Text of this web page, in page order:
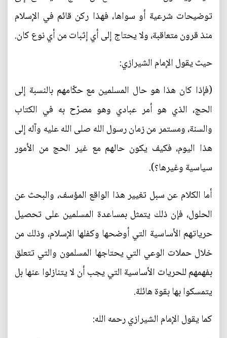
توضيحات شرعية أو سواها، فهذا ركن قائم في الإسلام
منذ قرون متعاقبة، ولا يحتاج إلى أي إثبات من أي نوع كان.
حيث يقول الإمام الشيرازي:
(فإذا كان هذا هو حال المسلمين مع حكّامهم بالنسبة إلى
الحج، الذي هو أمر عبادي وهو مصرّح به في الكتاب
والسنة، ومستمر من زمان رسول الله صلى الله عليه وآله إلى
هذا اليوم، فكيف يكون حالهم مع غير الحج من الأمور
سياسية وغيرها؟).
أما الكلام عن سبل تغيير هذا الواقع المؤسف، والبحث عن
الحلول، فإن ذلك يتمثل بمساعدة المسلمين على تحصيل
حرياتهم الأساسية التي أوضحها وكفلها الإسلام، وذلك من
خلال حملات الوعي التي يحتاجها المسلمون والتي تتعلق
بفهمهم للحريات الأساسية التي يجب أن لا يتنازلوا عنها بل
يتمسكوا بها بقوة هائلة.
كما يقول الإمام الشيرازي رحمه الله: